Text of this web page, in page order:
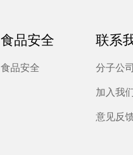
食品安全
食品安全
联系
分子公
加入我
意见反